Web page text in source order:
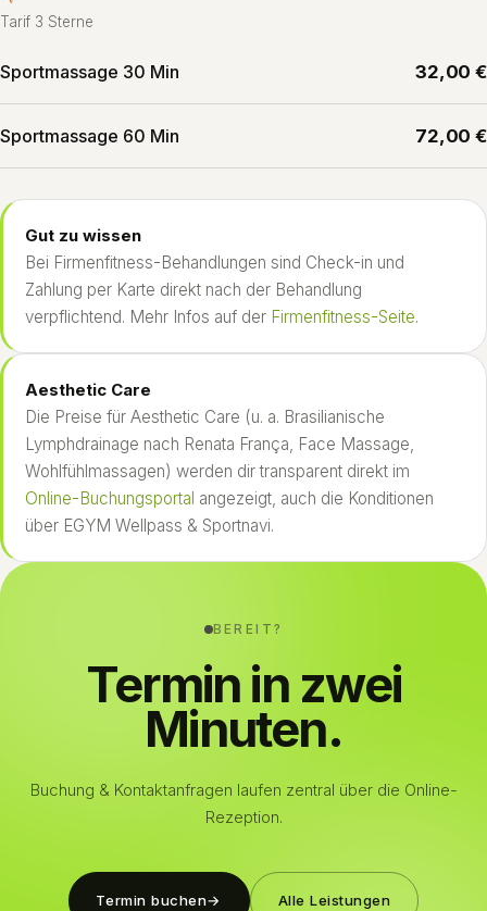
Tarif 3 Sterne
Sportmassage 30 Min 32,00 €
Sportmassage 60 Min 72,00 €
Gut zu wissen
Bei Firmenfitness-Behandlungen sind Check-in und
Zahlung per Karte direkt nach der Behandlung
verpflichtend. Mehr Infos auf der Firmenfitness-Seite.
Aesthetic Care
Die Preise für Aesthetic Care (u. a. Brasilianische
Lymphdrainage nach Renata França, Face Massage,
Wohlfühlmassagen) werden dir transparent direkt im
Online-Buchungsportal angezeigt, auch die Konditionen
über EGYM Wellpass & Sportnavi.
BEREIT?
Termin in zwei
Minuten.
Buchung & Kontaktanfragen laufen zentral über die Online-
Rezeption.
Termin buchen→ Alle Leistungen